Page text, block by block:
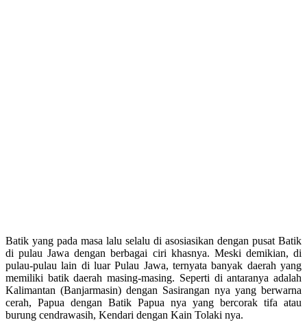
Batik yang pada masa lalu selalu di asosiasikan dengan pusat Batik
di pulau Jawa dengan berbagai ciri khasnya. Meski demikian, di
pulau-pulau lain di luar Pulau Jawa, ternyata banyak daerah yang
memiliki batik daerah masing-masing. Seperti di antaranya adalah
Kalimantan (Banjarmasin) dengan Sasirangan nya yang berwarna
cerah, Papua dengan Batik Papua nya yang bercorak tifa atau
burung cendrawasih, Kendari dengan Kain Tolaki nya.